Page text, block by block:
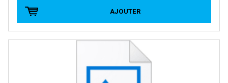
BOS-MODELS
BOWSER
AJOUTER